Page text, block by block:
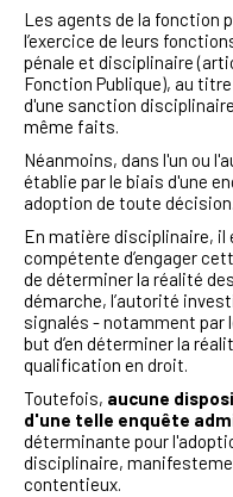
Les agents de la fonction
l’exercice de leurs
pénale et disciplinaire
Fonction Publique), au
d'une sanction
même faits.
Néanmoins, dans l'un ou
établie par le biais d'une
adoption de toute décision.
En matière disciplinaire, il
compétente d’engager
de déterminer la réalité
démarche, l’autorité
signalés - notamment par
but d’en déterminer la
qualification en droit.
Toutefois, aucune
d'une telle enquête
déterminante pour
disciplinaire,
contentieux.